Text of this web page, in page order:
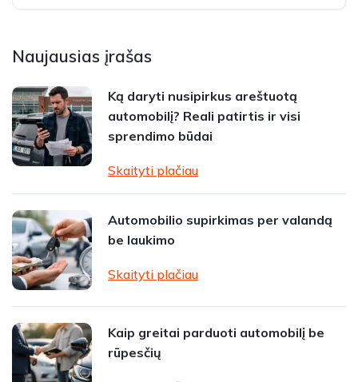
Naujausias įrašas
Ką daryti nusipirkus areštuotą
automobilį? Reali patirtis ir visi
sprendimo būdai
Skaityti plačiau
Automobilio supirkimas per valandą
be laukimo
Skaityti plačiau
Kaip greitai parduoti automobilį be
rūpesčių